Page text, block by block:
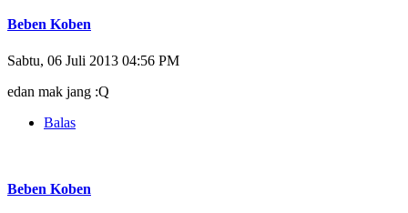
Beben Koben
Sabtu, 06 Juli 2013 04:56 PM
edan mak jang :Q
Balas
Beben Koben